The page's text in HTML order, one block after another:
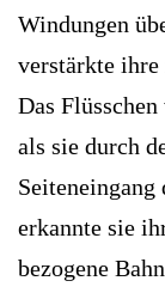
Windungen
verstärkte
Das
als sie durch
Seiteneingang
erkannte sie
bezogene